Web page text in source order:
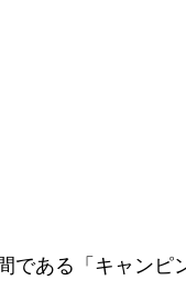
ある「キャンピ